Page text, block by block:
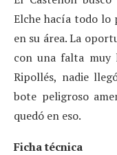
Elche hacía todo lo
en su área. La
con una falta muy
Ripollés, nadie
bote peligroso
quedó en eso.
Ficha técnica